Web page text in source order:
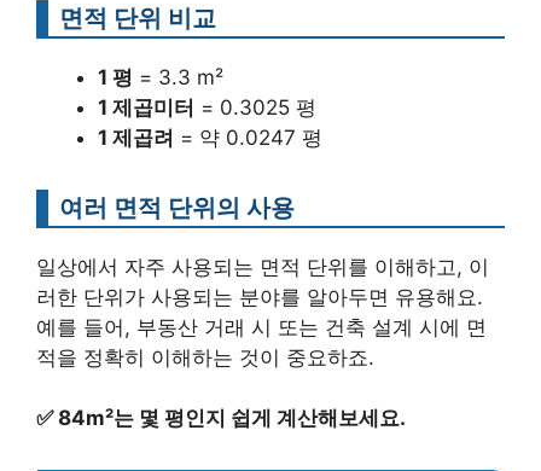
면적 단위 비교
1 평 = 3.3 m²
1 제곱미터 = 0.3025 평
1 제곱려 = 약 0.0247 평
여러 면적 단위의 사용
일상에서 자주 사용되는 면적 단위를 이해하고, 이
러한 단위가 사용되는 분야를 알아두면 유용해요.
예를 들어, 부동산 거래 시 또는 건축 설계 시에 면
적을 정확히 이해하는 것이 중요하죠.
✅84m²는 몇 평인지 쉽게 계산해보세요.